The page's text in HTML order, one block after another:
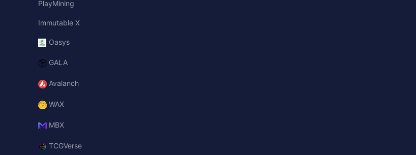
PlayMining
Immutable X
Oasys
GALA
Avalanch
WAX
MBX
TCGVerse